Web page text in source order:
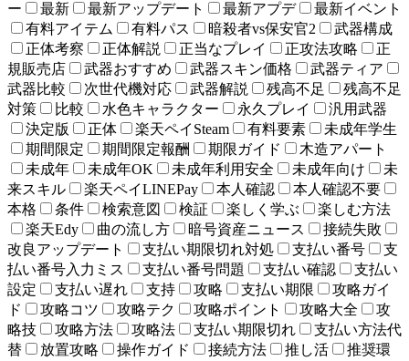
ー
最新 最新アップデート 最新アプデ
最新イベント
有料アイテム
有料パス 暗殺者vs保安官2
武器構成
正体考察
正体解説 正当なプレイ 正攻法攻略
正
規販売店
武器おすすめ 武器スキン価格
武器ティア
武器比較
次世代機対応 武器解説 残高不足
残高不足
対策
比較 水色キャラクター 永久プレイ
汎用武器
決定版
正体 楽天ペイSteam 有料要素
未成年学生
期間限定
期間限定報酬 期限ガイド
木造アパート
未成年
未成年OK 未成年利用安全 未成年向け
未
来スキル
楽天ペイLINEPay 本人確認
本人確認不要
本格
条件 検索意図 検証 楽しく学ぶ
楽しむ方法
楽天Edy
曲の流し方 暗号資産ニュース
接続失敗
改良アップデート
支払い期限切れ対処 支払い番号
支
払い番号入力ミス
支払い番号問題 支払い確認
支払い
設定
支払い遅れ 支持 攻略 支払い期限
攻略ガイ
ド
攻略コツ 攻略テク 攻略ポイント 攻略大全
攻
略技
攻略方法 攻略法 支払い期限切れ
支払い方法代
替
放置攻略 操作ガイド 接続方法 推し活
推奨環